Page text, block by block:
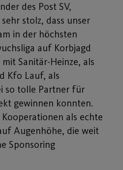
des Post SV,
stolz, dass unser
in der höchsten
auf Korbjagd
Sanitär-Heinze, als
Kfo Lauf, als
so tolle Partner für
gewinnen konnten.
als echte
Augenhöhe, die weit
Sponsoring